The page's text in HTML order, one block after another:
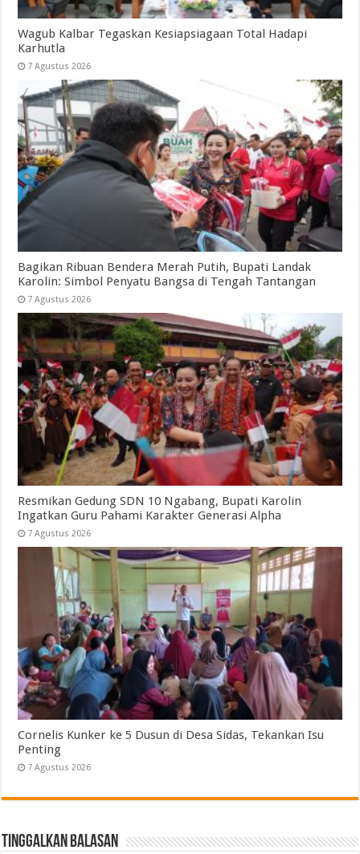
Wagub Kalbar Tegaskan Kesiapsiagaan Total Hadapi
Karhutla
7 Agustus 2026
Bagikan Ribuan Bendera Merah Putih, Bupati Landak
Karolin: Simbol Penyatu Bangsa di Tengah Tantangan
7 Agustus 2026
Resmikan Gedung SDN 10 Ngabang, Bupati Karolin
Ingatkan Guru Pahami Karakter Generasi Alpha
7 Agustus 2026
Cornelis Kunker ke 5 Dusun di Desa Sidas, Tekankan Isu
Penting
7 Agustus 2026
Tinggalkan Balasan